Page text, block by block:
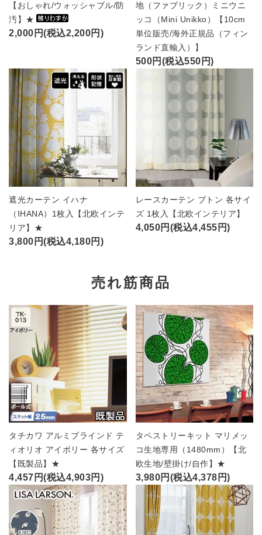
【おしゃれ/ウォッシャブル/防
汚】★
2,000円(税込2,200円)
地（ファブリック）ミニウニ
ッコ（Mini Unikko）【10cm
単位販売/海外正規品（フィン
ランド直輸入）】
500円(税込550円)
遮光カーテン イハナ
（IHANA）1枚入【北欧インテ
リア】★
3,800円(税込4,180円)
レースカーテン ブトン 各サイ
ズ 1枚入【北欧インテリア】
4,050円(税込4,455円)
売れ筋商品
タチカワ アルミブラインド テ
ィオリオ アイボリー 各サイズ
【既製品】★
4,457円(税込4,903円)
タペストリーキット マリメッ
コ生地専用（1480mm）【北
欧生地/壁掛け/自作】★
3,980円(税込4,378円)